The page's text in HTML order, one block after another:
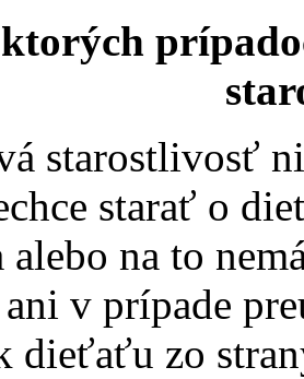
starostlivosť
starať o
alebo na to
v prípade
dieťaťu zo